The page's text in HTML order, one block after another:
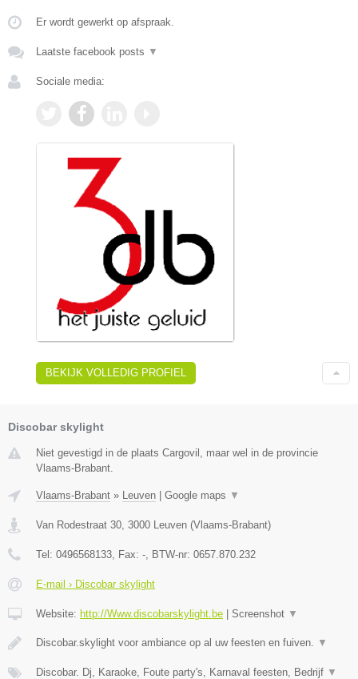
Er wordt gewerkt op afspraak.
Laatste facebook posts ▼
Sociale media:
BEKIJK VOLLEDIG PROFIEL
Discobar skylight
Niet gevestigd in de plaats Cargovil, maar wel in de provincie
Vlaams-Brabant.
Vlaams-Brabant » Leuven Google maps ▼
Van Rodestraat 30 3000 Leuven (Vlaams-Brabant)
Tel: 0496568133 , Fax: - , BTW-nr: 0657.870.232
E-mail › Discobar skylight
Website: http://Www.discobarskylight.be Screenshot ▼
Discobar.skylight voor ambiance op al uw feesten en fuiven. ▼
Discobar. Dj, Karaoke, Foute party's, Karnaval feesten, Bedrijf ▼